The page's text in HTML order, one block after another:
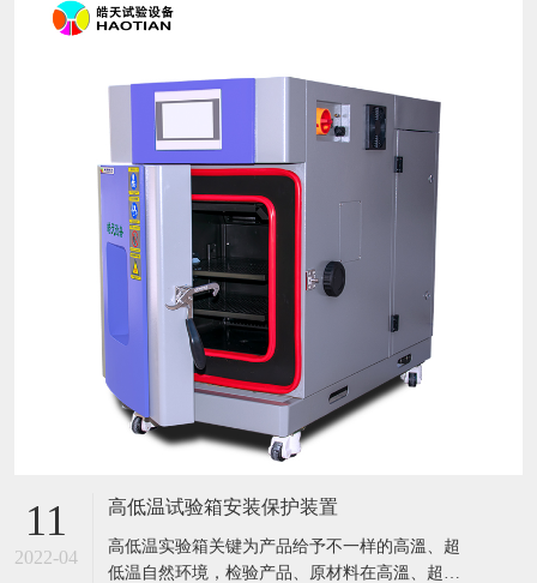
11
2022-04
高低温试验箱安装保护装置
​高低温实验箱关键为产品给予不一样的高溫、超
低温自然环境，检验产品、原材料在高溫、超低